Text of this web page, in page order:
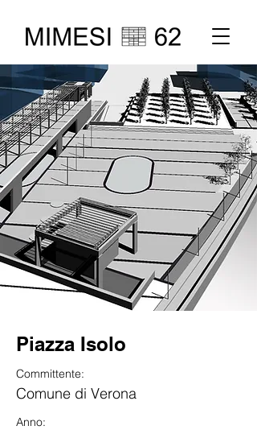
Piazza Isolo
Committente:
Comune di Verona
Anno: